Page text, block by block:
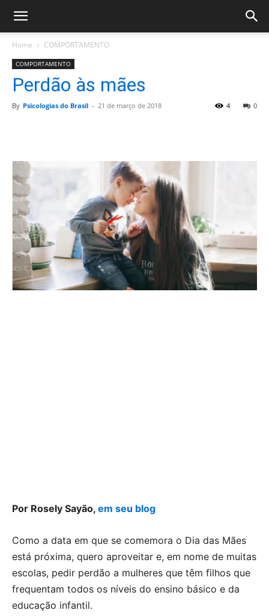
Home COMPORTAMENTO
COMPORTAMENTO
Perdão às mães
By Psicologias do Brasil - 21 de março de 2018 0
4
Por Rosely Sayão, em seu blog
Como a data em que se comemora o Dia das Mães
está próxima, quero aproveitar e, em nome de muitas
escolas, pedir perdão a mulheres que têm filhos que
frequentam todos os níveis do ensino básico e da
educação infantil.